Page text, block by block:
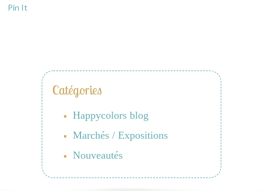
Pin It
Catégories
Happycolors blog
Marchés / Expositions
Nouveautés